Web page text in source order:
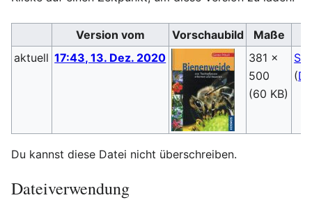
Version vom Vorschaubild
Maße
aktuell 17:43, 13. Dez. 2020
381 ×
500
(60 KB)
(
Du kannst diese Datei nicht überschreiben.
Dateiverwendung